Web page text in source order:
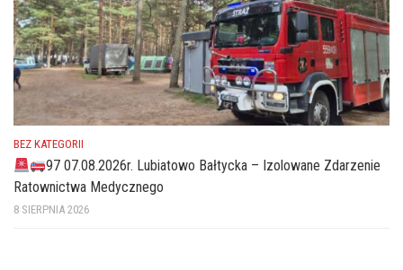
BEZ KATEGORII
97 07.08.2026r. Lubiatowo Bałtycka – Izolowane Zdarzenie
Ratownictwa Medycznego
8 SIERPNIA 2026